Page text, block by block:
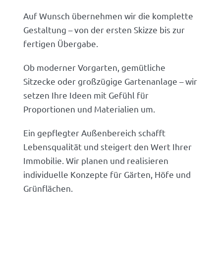
Auf Wunsch übernehmen wir die komplette
Gestaltung – von der ersten Skizze bis zur
fertigen Übergabe.
Ob moderner Vorgarten, gemütliche
Sitzecke oder großzügige Gartenanlage – wir
setzen Ihre Ideen mit Gefühl für
Proportionen und Materialien um.
Ein gepflegter Außenbereich schafft
Lebensqualität und steigert den Wert Ihrer
Immobilie. Wir planen und realisieren
individuelle Konzepte für Gärten, Höfe und
Grünflächen.